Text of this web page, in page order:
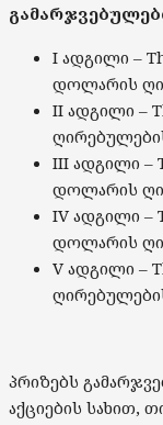
I ადგილი –
დოლარის
II ადგილი –
III ადგილი –
დოლარის
IV ადგილი –
დოლარის
V ადგილი –
პრიზებს
აქციების სახით,